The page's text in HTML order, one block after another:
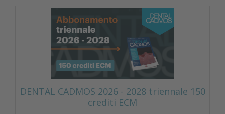
DENTAL CADMOS 2026 - 2028 triennale 150
crediti ECM